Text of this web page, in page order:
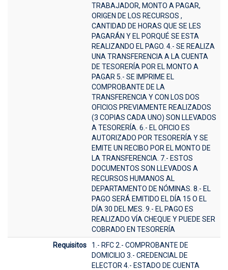
TRABAJADOR, MONTO A PAGAR,
ORIGEN DE LOS RECURSOS ,
CANTIDAD DE HORAS QUE SE LES
PAGARÁN Y EL PORQUÉ SE ESTA
REALIZANDO EL PAGO. 4.- SE REALIZA
UNA TRANSFERENCIA A LA CUENTA
DE TESORERÍA POR EL MONTO A
PAGAR 5.- SE IMPRIME EL
COMPROBANTE DE LA
TRANSFERENCIA Y CON LOS DOS
OFICIOS PREVIAMENTE REALIZADOS
(3 COPIAS CADA UNO) SON LLEVADOS
A TESORERÍA. 6.- EL OFICIO ES
AUTORIZADO POR TESORERÍA Y SE
EMITE UN RECIBO POR EL MONTO DE
LA TRANSFERENCIA. 7.- ESTOS
DOCUMENTOS SON LLEVADOS A
RECURSOS HUMANOS AL
DEPARTAMENTO DE NÓMINAS. 8.- EL
PAGO SERÁ EMITIDO EL DÍA 15 O EL
DÍA 30 DEL MES. 9.- EL PAGO ES
REALIZADO VÍA CHEQUE Y PUEDE SER
COBRADO EN TESORERÍA
Requisitos
1.- RFC 2.- COMPROBANTE DE
DOMICILIO 3.- CREDENCIAL DE
ELECTOR 4.- ESTADO DE CUENTA